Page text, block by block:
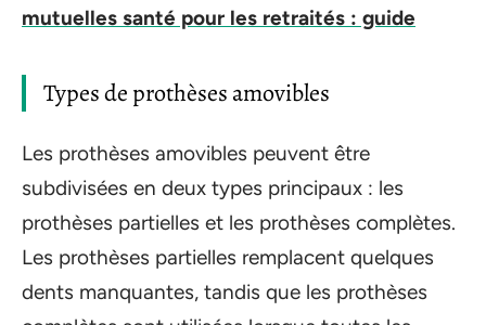
mutuelles santé pour les retraités : guide
Types de prothèses amovibles
Les prothèses amovibles peuvent être
subdivisées en deux types principaux : les
prothèses partielles et les prothèses complètes.
Les prothèses partielles remplacent quelques
dents manquantes, tandis que les prothèses